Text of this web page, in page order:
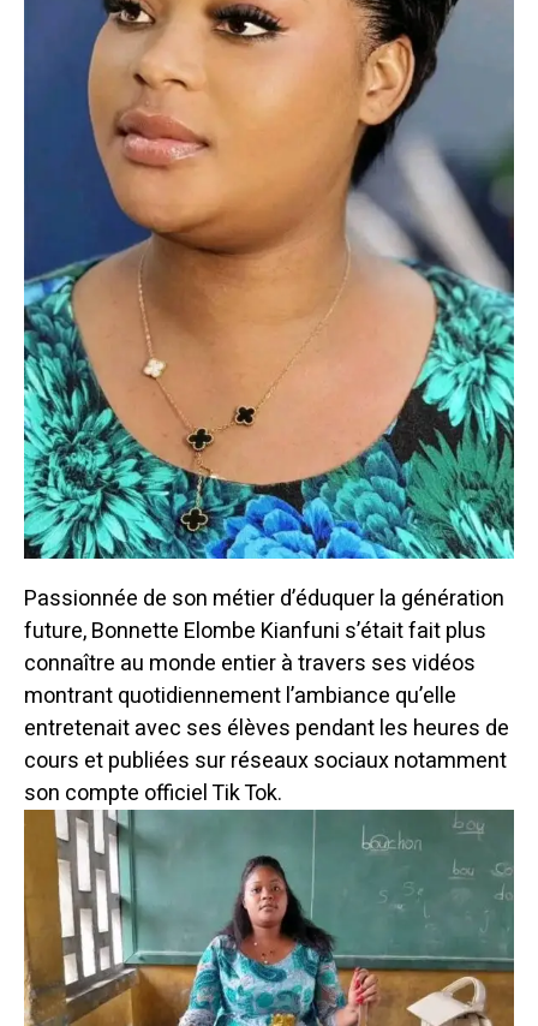
Passionnée de son métier d’éduquer la génération
future, Bonnette Elombe Kianfuni s’était fait plus
connaître au monde entier à travers ses vidéos
montrant quotidiennement l’ambiance qu’elle
entretenait avec ses élèves pendant les heures de
cours et publiées sur réseaux sociaux notamment
son compte officiel Tik Tok.